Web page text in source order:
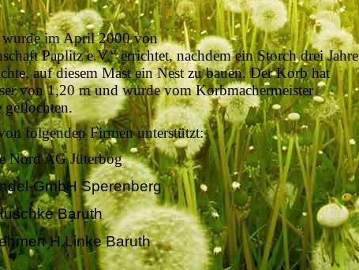
wurde im April 2000 von
Paplitz e.V.“ errichtet, nachdem ein Storch drei Jahre
auf diesem Mast ein Nest zu bauen. Der Korb hat
von 1,20 m und wurde vom Korbmachermeister
geflochten.
folgenden Firmen unterstützt:
Nord AG Jüterbog
GmbH Sperenberg
Baruth
H.Linke Baruth